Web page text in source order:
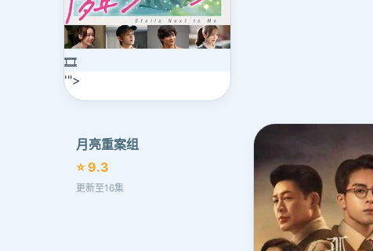
🎞️
'">
月亮重案组
⭐ 9.3
更新至16集